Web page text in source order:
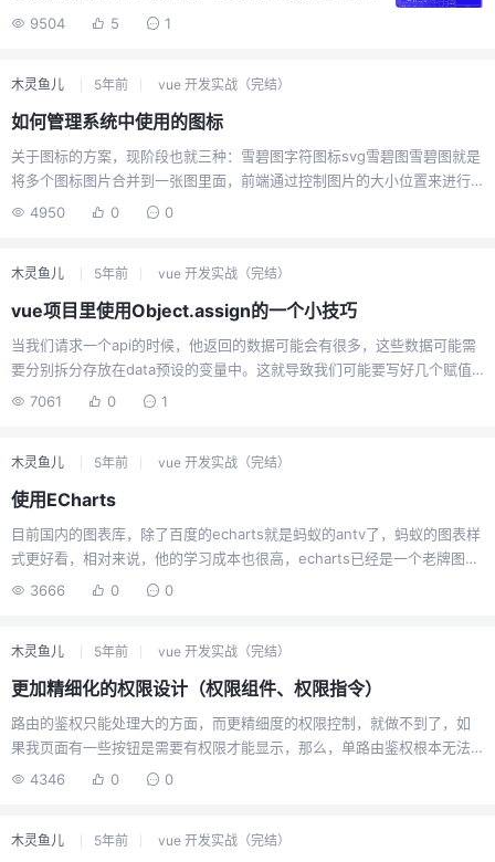
默认情况下，他的语言包是全加载的，也就是有多少个预
require('webpack'); module.exports = { //...
configureWebpack: { plugins: [ // Ignore all locale files
9504 5 1
木灵鱼儿 5年前 vue 开发实战（完结）
如何管理系统中使用的图标
关于图标的方案，现阶段也就三种：雪碧图字符图标svg雪碧图雪碧图就是
将多个图标图片合并到一张图里面，前端通过控制图片的大小位置来进行
显示。但是也有缺陷，就是图片的清晰度了，如果放大了，就会显的很模
一个字符图标，他无法同时显示多种颜色。svgsvg是最近开始兴起的，它
是一种组件化封装的方式，将svg代码化，以达到控制的目的，而且相对于
字符字体，svg本身有很多优势，比如动画，多色等等因为组件化了，所以
我们可以按需引入，虽然字符图标也可以，但是那种是需要平台的支持，...
4950 0 0
木灵鱼儿 5年前 vue 开发实战（完结）
vue项目里使用Object.assign的一个小技巧
当我们请求一个api的时候，他返回的数据可能会有很多，这些数据可能需
要分别拆分存放在data预设的变量中。这就导致我们可能要写好几个赋值
操作this.xxx = xxx; this.xx = xxx; this.xx = xxx;我们可能会重复很多次
式，我们的vue可以检测到动态改变的值，也就是说watch监听是可以触发
的。且效果和你写多个this.xxx=xxx是一样的。感觉这个方法妙啊，所以
7061 0 1
木灵鱼儿 5年前 vue 开发实战（完结）
使用ECharts
目前国内的图表库，除了百度的echarts就是蚂蚁的antv了，蚂蚁的图表样
式更好看，相对来说，他的学习成本也很高，echarts已经是一个老牌图表
了，有着比较完善的用法和社区。这里就了解下vue里面使用echarts需要
用这个插件了，用npm的方式安装npm install echarts安装完毕后我们就
可以import引入<script> import echarts from "echarts&quo...
3666 0 0
木灵鱼儿 5年前 vue 开发实战（完结）
更加精细化的权限设计（权限组件、权限指令）
路由的鉴权只能处理大的方面，而更精细度的权限控制，就做不到了，如
果我页面有一些按钮是需要有权限才能显示，那么，单路由鉴权根本无法
做到。所以我们还需要更加精细化的权限控制。这里有两种权限的控制方
是这么一个小小的功能其实也没必要做做一个传统组件，使用函数式组件
4346 0 0
木灵鱼儿 5年前 vue 开发实战（完结）